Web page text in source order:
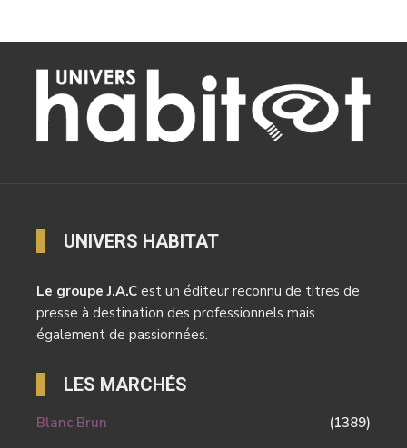
UNIVERS HABITAT
Le groupe J.A.C est un éditeur reconnu de titres de
presse à destination des professionnels mais
également de passionnées.
LES MARCHÉS
Blanc Brun
(1389)